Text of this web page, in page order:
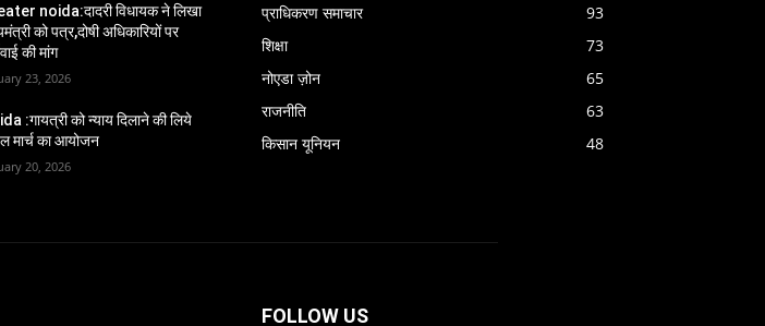
noida:दादरी विधायक ने लिखा
को पत्र,दोषी अधिकारियों पर
की मांग
23, 2026
:गायत्री को न्याय दिलाने की लिये
मार्च का आयोजन
20, 2026
प्राधिकरण समाचार
93
शिक्षा
73
नोएडा ज़ोन
65
राजनीति
63
किसान यूनियन
48
FOLLOW US